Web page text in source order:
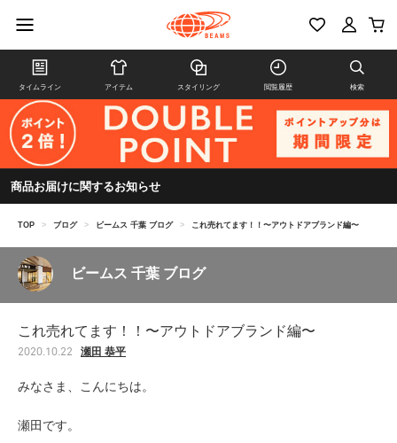
タイムライン アイテム スタイリング 閲覧履歴 検索
商品お届けに関するお知らせ
TOP > ブログ > ビームス 千葉 ブログ > これ売れてます！！〜アウトドアブランド編〜
ビームス 千葉 ブログ
これ売れてます！！〜アウトドアブランド編〜
2020.10.22 瀬田 恭平
みなさま、こんにちは。
瀬田です。